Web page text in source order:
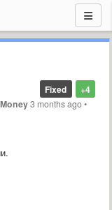
+4
Fixed
3 months ago•